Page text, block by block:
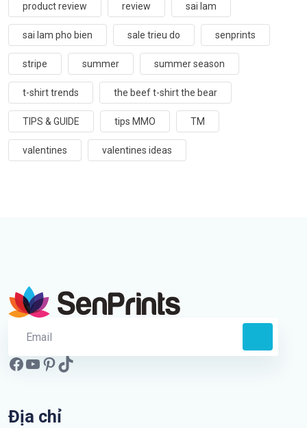
product review review sai lam
sai lam pho bien sale trieu do senprints
stripe summer summer season
t-shirt trends the beef t-shirt the bear
TIPS & GUIDE tips MMO TM
valentines valentines ideas
Địa chỉ